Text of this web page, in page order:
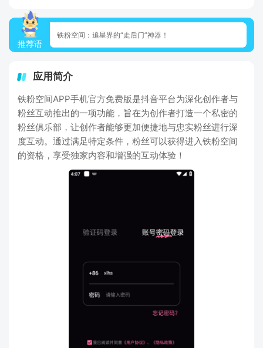
推荐语
铁粉空间：追星界的“走后门”神器！
应用简介
铁粉空间APP手机官方免费版是抖音平台为深化创作者与
粉丝互动推出的一项功能，旨在为创作者打造一个私密的
粉丝俱乐部，让创作者能够更加便捷地与忠实粉丝进行深
度互动。通过满足特定条件，粉丝可以获得进入铁粉空间
的资格，享受独家内容和增强的互动体验！